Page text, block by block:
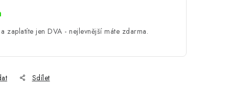
zaplatíte jen DVA - nejlevnější máte zdarma.
Sdílet